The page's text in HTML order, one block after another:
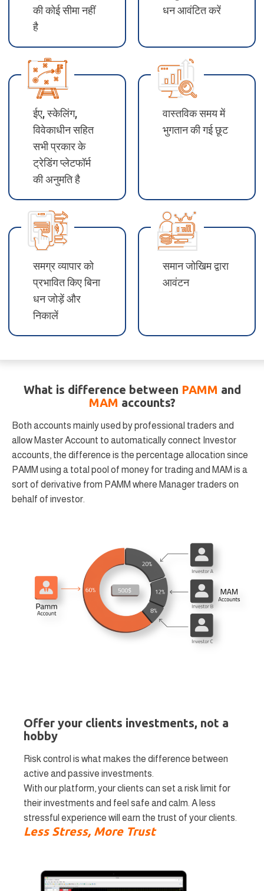
की कोई सीमा नहीं
है
धन आवंटित करें
ईए, स्केलिंग,
विवेकाधीन सहित
सभी प्रकार के
ट्रेडिंग प्लेटफॉर्म
की अनुमति है
वास्तविक समय में
भुगतान की गई छूट
समग्र व्यापार को
प्रभावित किए बिना
धन जोड़ें और
निकालें
समान जोखिम द्वारा
आवंटन
What is difference between PAMM and
MAM accounts?
Both accounts mainly used by professional traders and
allow Master Account to automatically connect Investor
accounts, the difference is the percentage allocation since
PAMM using a total pool of money for trading and MAM is a
sort of derivative from PAMM where Manager traders on
behalf of investor.
Offer your clients investments, not a
hobby
Risk control is what makes the difference between
active and passive investments.
With our platform, your clients can set a risk limit for
their investments and feel safe and calm. A less
stressful experience will earn the trust of your clients.
Less Stress, More Trust